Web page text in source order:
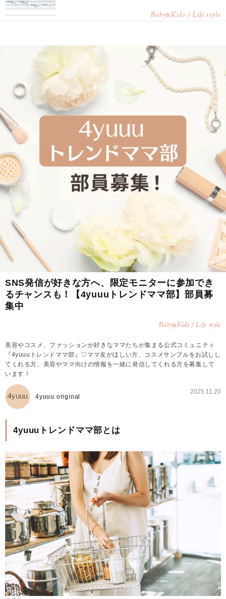
Baby&Kids / Life style
SNS発信が好きな方へ、限定モニターに参加でき
るチャンスも！【4yuuuトレンドママ部】部員募
集中
Baby&Kids / Life style
美容やコスメ、ファッションが好きなママたちが集まる公式コミュニティ
『4yuuuトレンドママ部』♡ママ友がほしい方、コスメサンプルをお試しし
てくれる方、美容やママ向けの情報を一緒に発信してくれる方を募集して
います！
4yuuu original
2025.11.20
4yuuuトレンドママ部とは